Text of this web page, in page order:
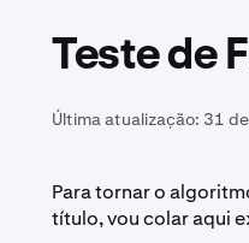
Teste de
Última atualização: 31
Para tornar o
título, vou colar aqui